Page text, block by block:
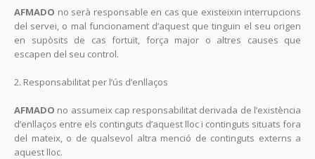
AFMADO no serà responsable en cas que existeixin interrupcions
del servei, o mal funcionament d’aquest que tinguin el seu origen
en supòsits de cas fortuït, força major o altres causes que
escapen del seu control.
2. Responsabilitat per l’ús d’enllaços
AFMADO no assumeix cap responsabilitat derivada de l’existència
d’enllaços entre els continguts d’aquest lloc i continguts situats fora
del mateix, o de qualsevol altra menció de continguts externs a
aquest lloc.